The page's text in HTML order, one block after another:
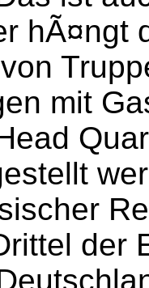
hÃ¤ngt
mit
der